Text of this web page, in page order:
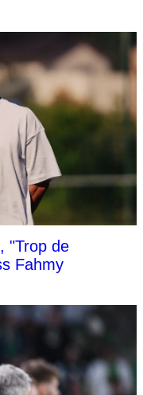
"Trop de
Fahmy